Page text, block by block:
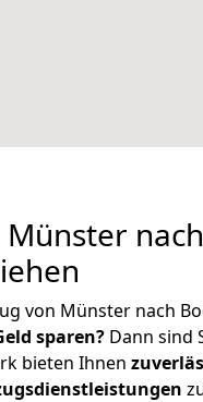
von Münster nach
sparen? Dann sind
bieten Ihnen